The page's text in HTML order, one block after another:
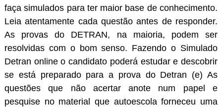
faça simulados para ter maior base de conhecimento.
Leia atentamente cada questão antes de responder.
As provas do DETRAN, na maioria, podem ser
resolvidas com o bom senso. Fazendo o Simulado
Detran online o candidato poderá estudar e descobrir
se está preparado para a prova do Detran (e) As
questões que não acertar anote num papel e
pesquise no material que autoescola forneceu uma